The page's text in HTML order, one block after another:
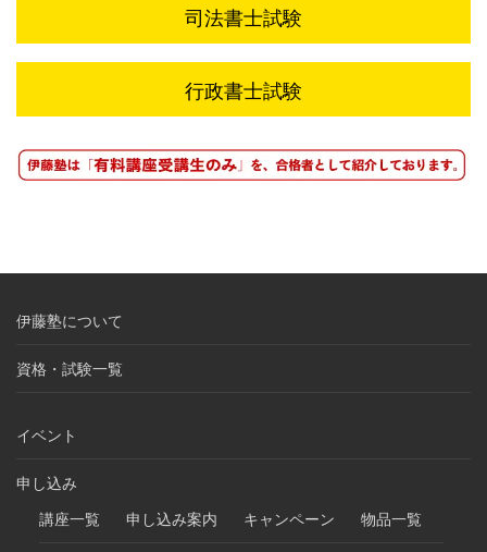
司法書士試験
行政書士試験
伊藤塾について
資格・試験一覧
イベント
申し込み
講座一覧
申し込み案内 キャンペーン 物品一覧